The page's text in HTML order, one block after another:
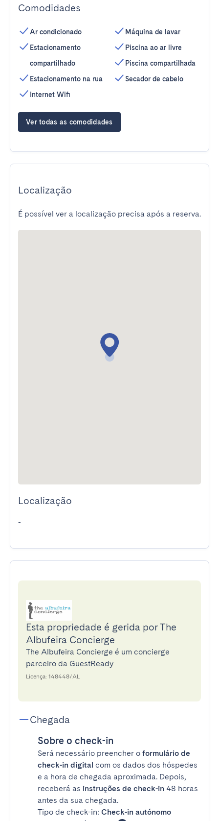
Comodidades
Ar condicionado
Estacionamento
compartilhado
Estacionamento na rua
Internet Wifi
Máquina de lavar
Piscina ao ar livre
Piscina compartilhada
Secador de cabelo
Ver todas as comodidades
Localização
É possível ver a localização precisa após a reserva.
Localização
-
Esta propriedade é gerida por The
Albufeira Concierge
The Albufeira Concierge é um concierge
parceiro da GuestReady
Licença: 148448/AL
Chegada
Sobre o check-in
Será necessário preencher o formulário de
check-in digital com os dados dos hóspedes
e a hora de chegada aproximada. Depois,
receberá as instruções de check-in 48 horas
antes da sua chegada.
Tipo de check-in: Check-in autónomo